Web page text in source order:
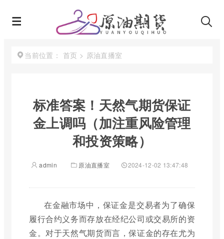
当前位置： 首页 > 原油直播室
标准答案！天然气期货保证
金上调吗（加注重风险管理
和投资策略）
admin 原油直播室 2024-12-02 13:47:48
在金融市场中，保证金是交易者为了确保
履行合约义务而存放在经纪公司或交易所的资
金。对于天然气期货而言，保证金的存在尤为